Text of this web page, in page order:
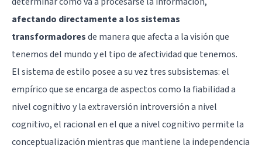
afectando directamente a los sistemas
transformadoresde manera que afecta a la visión que
tenemos del mundo y el tipo de afectividad que tenemos.
El sistema de estilo posee a su vez tres subsistemas: el
empírico que se encarga de aspectos como la fiabilidad a
nivel cognitivo y la extraversión introversión a nivel
cognitivo, el racional en el que a nivel cognitivo permite la
conceptualización mientras que mantiene la independencia